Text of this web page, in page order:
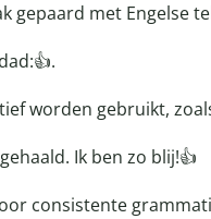
gepaard met Engelse
worden gebruikt,
Ik ben zo blij!👍
consistente